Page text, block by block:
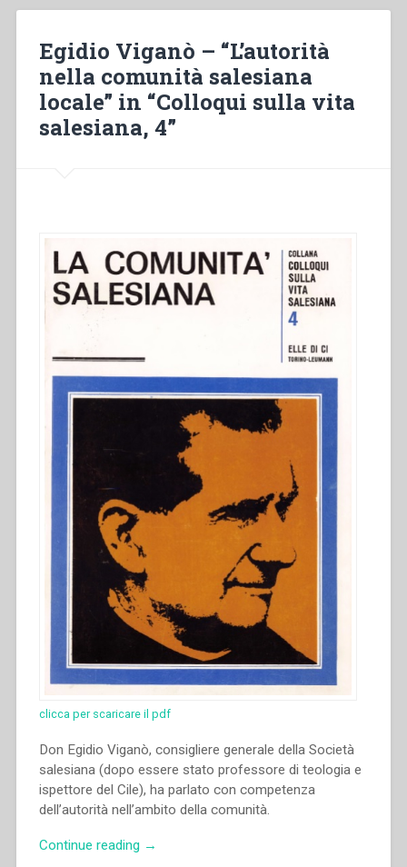
Incidenze
del
voto
sulla
vita
salesiana,
4””
Egidio Viganò – “L’autorità
nella comunità salesiana
locale” in “Colloqui sulla vita
salesiana, 4”
clicca per scaricare il pdf
Don Egidio Viganò, consigliere generale della Società
salesiana (dopo essere stato professore di teologia e
ispettore del Cile), ha parlato con competenza
dell’autorità nell’ambito della comunità.
Continue reading “Egidio
→